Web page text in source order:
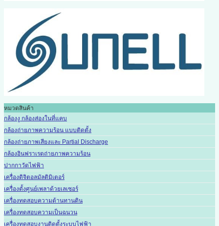
หมวดสินค้า
กล้องงู กล้องส่องในที่แคบ
กล้องถ่ายภาพความร้อน แบบติดตั้ง
กล้องถ่ายภาพเสียงและ Partial Discharge
กล้องอินฟราเรดถ่ายภาพความร้อน
ปากกาวัดไฟฟ้า
เครื่องดิจิตอลมัลติมิเตอร์
เครื่องตั้งศูนย์เพลาด้วยเลเซอร์
เครื่องทดสอบความต้านทานดิน
เครื่องทดสอบความเป็นฉนวน
เครื่องทดสอบงานติดตั้งระบบไฟฟ้า